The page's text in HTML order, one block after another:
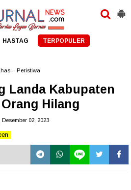
HASTAG TERPOPULER
Peristiwa
Landa Kabupaten
Hilang
02, 2023